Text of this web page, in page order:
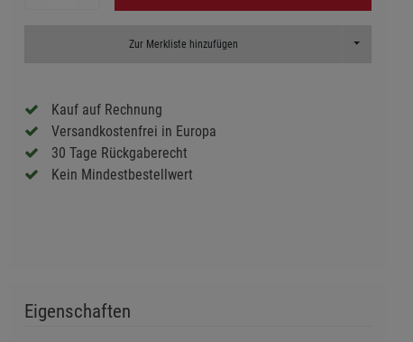
Zur Merkliste hinzufügen Toggle
Kauf auf Rechnung
Versandkostenfrei in Europa
30 Tage Rückgaberecht
Kein Mindestbestellwert
Eigenschaften